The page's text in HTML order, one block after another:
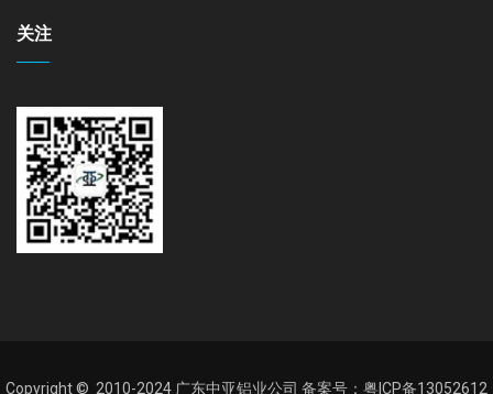
关注
Copyright © 2010-2024 广东中亚铝业公司 备案号：粤ICP备13052612